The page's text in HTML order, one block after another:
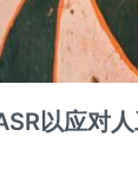
以应对